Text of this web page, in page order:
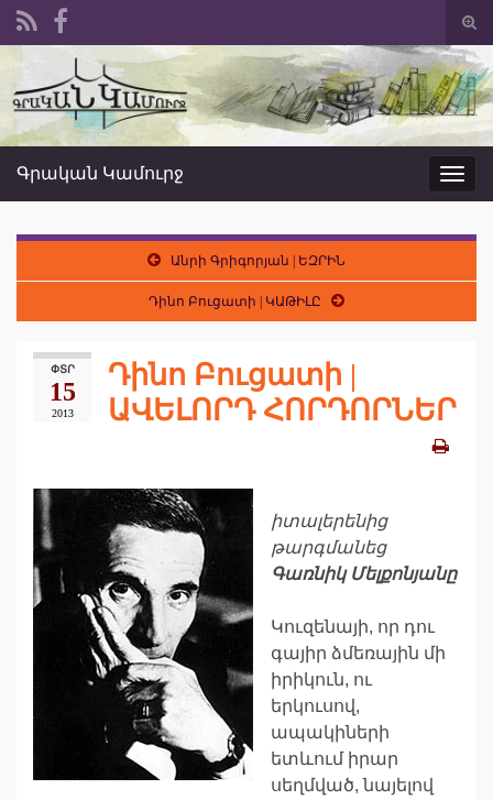
form
Search for:
Գրական Կամուրջ
Անրի Գրիգորյան | ԵԶՐԻՆ
Դինո Բուցատի | ԿԱԹԻԼԸ
ՓՏՐ
15
2013
Դինո Բուցատի |
ԱՎԵԼՈՐԴ ՀՈՐԴՈՐՆԵՐ
իտալերենից
թարգմանեց
Գառնիկ Մելքոնյանը
Կուզենայի, որ դու
գայիր ձմեռային մի
իրիկուն, ու
երկուսով,
ապակիների
ետևում իրար
սեղմված, նայելով